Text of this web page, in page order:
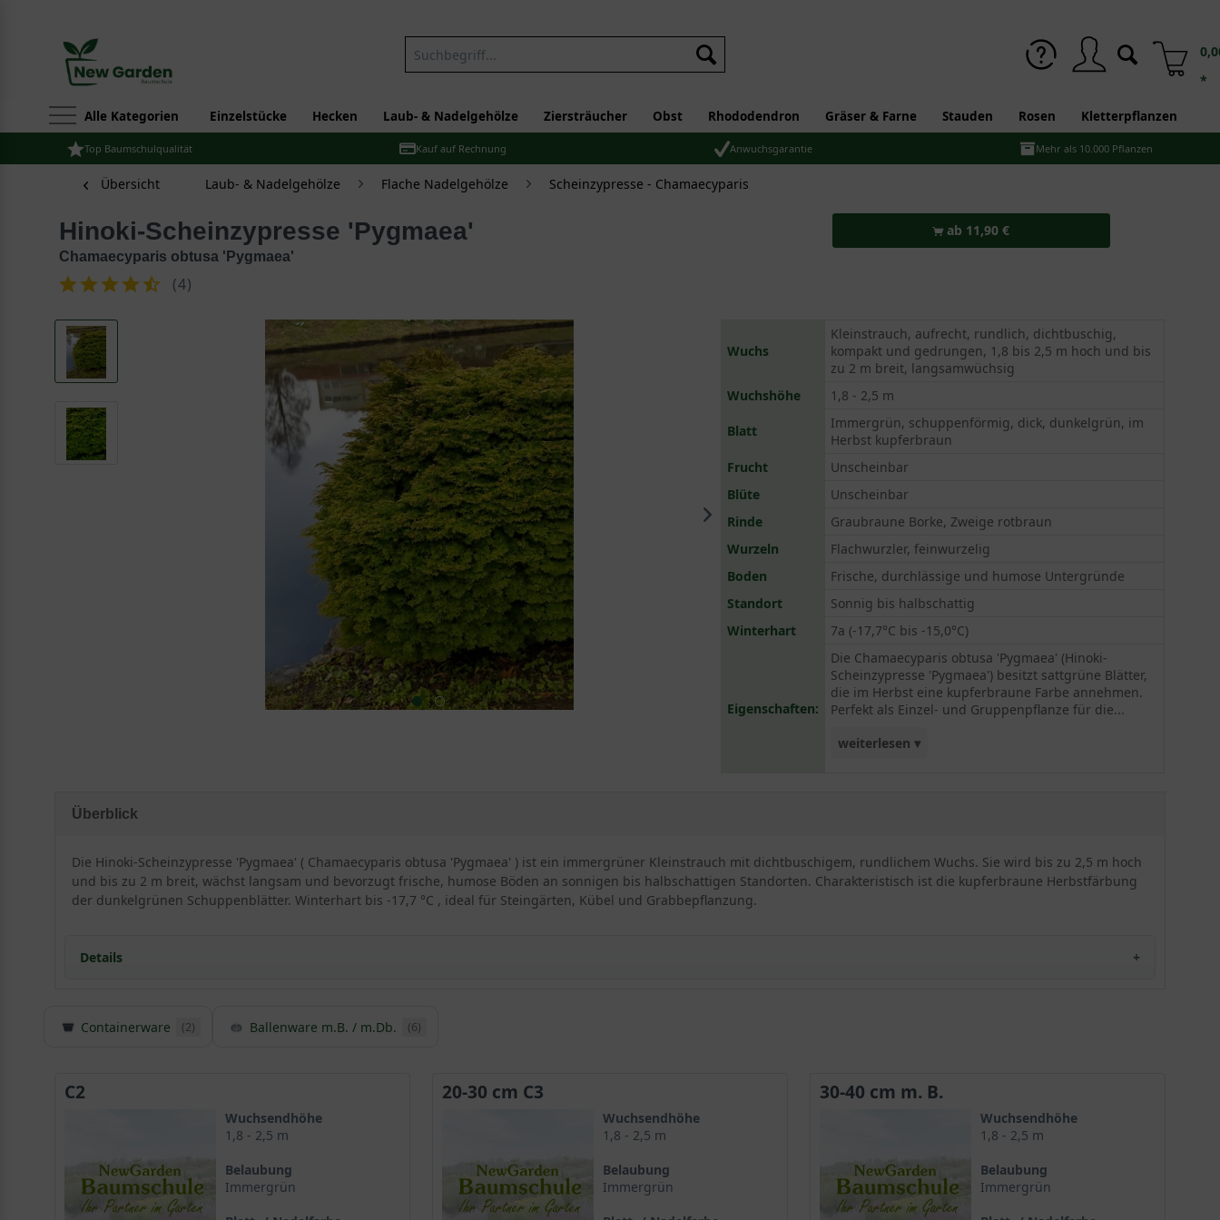
*
Alle Kategorien Einzelstücke Hecken Laub- & Nadelgehölze Ziersträucher Obst Rhododendron Gräser & Farne Stauden Rosen Kletterpflanzen
Top Baumschulqualität Kauf auf Rechnung Anwuchsgarantie Mehr als 10.000 Pflanzen
Übersicht Laub- & Nadelgehölze Flache Nadelgehölze Scheinzypresse - Chamaecyparis
Hinoki-Scheinzypresse 'Pygmaea'
Chamaecyparis obtusa 'Pygmaea'
(4)
ab 11,90 €
Wuchs
Kleinstrauch, aufrecht, rundlich, dichtbuschig,
kompakt und gedrungen, 1,8 bis 2,5 m hoch und bis
zu 2 m breit, langsamwüchsig
Wuchshöhe
1,8 - 2,5 m
Blatt
Immergrün, schuppenförmig, dick, dunkelgrün, im
Herbst kupferbraun
Frucht
Unscheinbar
Blüte
Unscheinbar
Rinde
Graubraune Borke, Zweige rotbraun
Wurzeln
Flachwurzler, feinwurzelig
Boden
Frische, durchlässige und humose Untergründe
Standort
Sonnig bis halbschattig
Winterhart
7a (-17,7°C bis -15,0°C)
Eigenschaften:
Die Chamaecyparis obtusa 'Pygmaea' (Hinoki-
Scheinzypresse 'Pygmaea') besitzt sattgrüne Blätter,
die im Herbst eine kupferbraune Farbe annehmen.
Perfekt als Einzel- und Gruppenpflanze für die...
weiterlesen ▾
Überblick
Die Hinoki-Scheinzypresse 'Pygmaea' ( Chamaecyparis obtusa 'Pygmaea' ) ist ein immergrüner Kleinstrauch mit dichtbuschigem, rundlichem Wuchs. Sie wird bis zu 2,5 m hoch
und bis zu 2 m breit, wächst langsam und bevorzugt frische, humose Böden an sonnigen bis halbschattigen Standorten. Charakteristisch ist die kupferbraune Herbstfärbung
der dunkelgrünen Schuppenblätter. Winterhart bis -17,7 °C , ideal für Steingärten, Kübel und Grabbepflanzung.
Details
Chamaecyparis stammt aus der Natur Ostasiens und wächst vor allen in Zentraljapan
Der dezente Stamm der Selektion ‘Pygmaea‘ ist leicht gefurcht und graubraun
Das Nadelwerk der Hinoki-Scheinzypresse ‘Pygmaea‘ überrascht im Herbst mit einer Kupferfärbung
Die Blüten der Chamaecyparis obtusa ’Pygmaea‘ sind sehr pollenreich, aber unscheinbar
Die kugeligen Zapfenfrüchte schimmern rotbraun
Der optimale Standort für die Hinoki-Scheinzypresse ‘Pygmaea‘
Ein flaches Wurzelwerk versorgt die Hinoki-Scheinzypresse
Containerware (2) Ballenware m.B. / m.Db. (6)
C2
Wuchsendhöhe
1,8 - 2,5 m
Belaubung
Immergrün
20-30 cm C3
Wuchsendhöhe
1,8 - 2,5 m
Belaubung
Immergrün
30-40 cm m. B.
Wuchsendhöhe
1,8 - 2,5 m
Belaubung
Immergrün